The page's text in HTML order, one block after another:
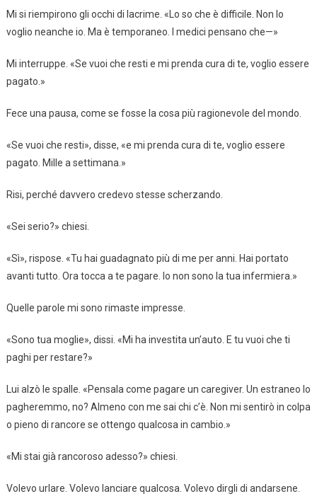
Mi si riempirono gli occhi di lacrime. «Lo so che è difficile. Non lo
voglio neanche io. Ma è temporaneo. I medici pensano che—»
Mi interruppe. «Se vuoi che resti e mi prenda cura di te, voglio essere
pagato.»
Fece una pausa, come se fosse la cosa più ragionevole del mondo.
«Se vuoi che resti», disse, «e mi prenda cura di te, voglio essere
pagato. Mille a settimana.»
Risi, perché davvero credevo stesse scherzando.
«Sei serio?» chiesi.
«Sì», rispose. «Tu hai guadagnato più di me per anni. Hai portato
avanti tutto. Ora tocca a te pagare. Io non sono la tua infermiera.»
Quelle parole mi sono rimaste impresse.
«Sono tua moglie», dissi. «Mi ha investita un’auto. E tu vuoi che ti
paghi per restare?»
Lui alzò le spalle. «Pensala come pagare un caregiver. Un estraneo lo
pagheremmo, no? Almeno con me sai chi c’è. Non mi sentirò in colpa
o pieno di rancore se ottengo qualcosa in cambio.»
«Mi stai già rancoroso adesso?» chiesi.
Volevo urlare. Volevo lanciare qualcosa. Volevo dirgli di andarsene.